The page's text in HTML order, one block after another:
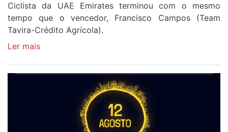
Ciclista da UAE Emirates terminou com o mesmo
tempo que o vencedor, Francisco Campos (Team
Tavira-Crédito Agrícola).
Ler mais
Oliveira